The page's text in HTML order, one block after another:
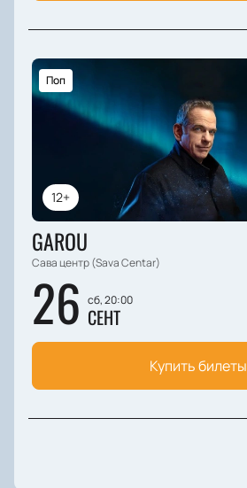
12+
Поп
GAROU
Сава центр (Sava Centar)
26 сб, 20:00
СЕНТ
Купить билеты